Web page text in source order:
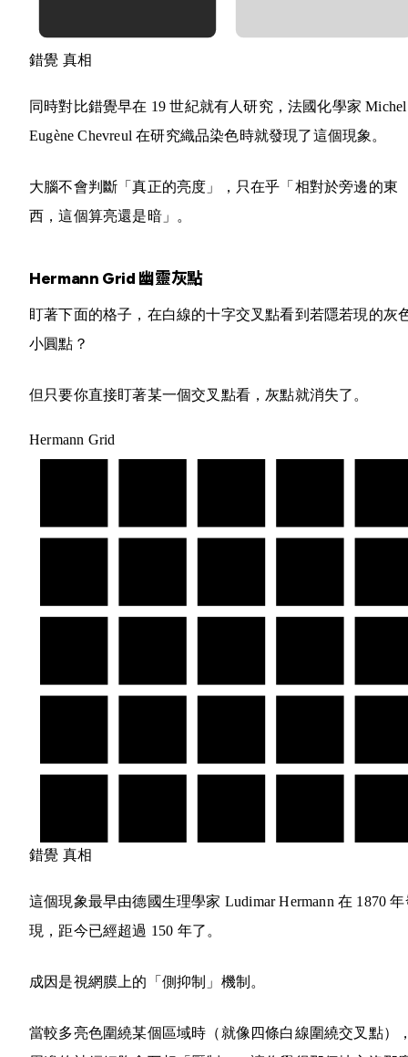
錯覺 真相
同時對比錯覺早在 19 世紀就有人研究，法國化學家 Michel
Eugène Chevreul 在研究織品染色時就發現了這個現象。
大腦不會判斷「真正的亮度」，只在乎「相對於旁邊的東
西，這個算亮還是暗」。
Hermann Grid 幽靈灰點
盯著下面的格子，在白線的十字交叉點看到若隱若現的灰
小圓點？
但只要你直接盯著某一個交叉點看，灰點就消失了。
Hermann Grid
錯覺 真相
這個現象最早由德國生理學家 Ludimar Hermann 在 1870 年
現，距今已經超過 150 年了。
成因是視網膜上的「側抑制」機制。
當較多亮色圍繞某個區域時（就像四條白線圍繞交叉點）